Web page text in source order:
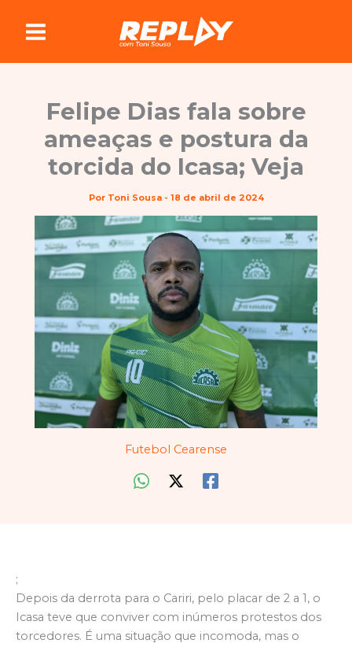
conteúdo
Felipe Dias fala sobre
ameaças e postura da
torcida do Icasa; Veja
Por Toni Sousa - 18 de abril de 2024
Futebol Cearense
;
Depois da derrota para o Cariri, pelo placar de 2 a 1, o
Icasa teve que conviver com inúmeros protestos dos
torcedores. É uma situação que incomoda, mas o